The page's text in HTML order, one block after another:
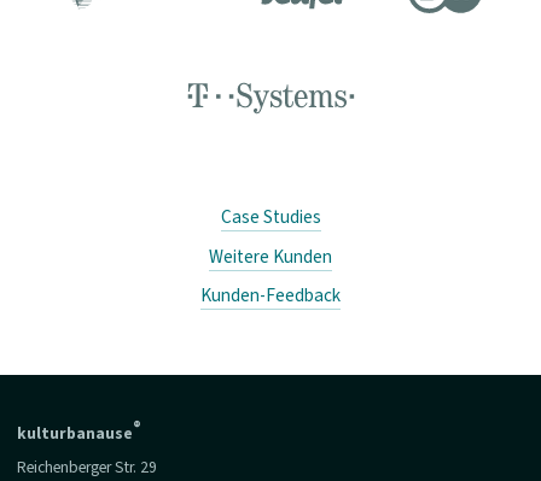
Case Studies
Weitere Kunden
Kunden-Feedback
kulturbanause®
Reichenberger Str. 29